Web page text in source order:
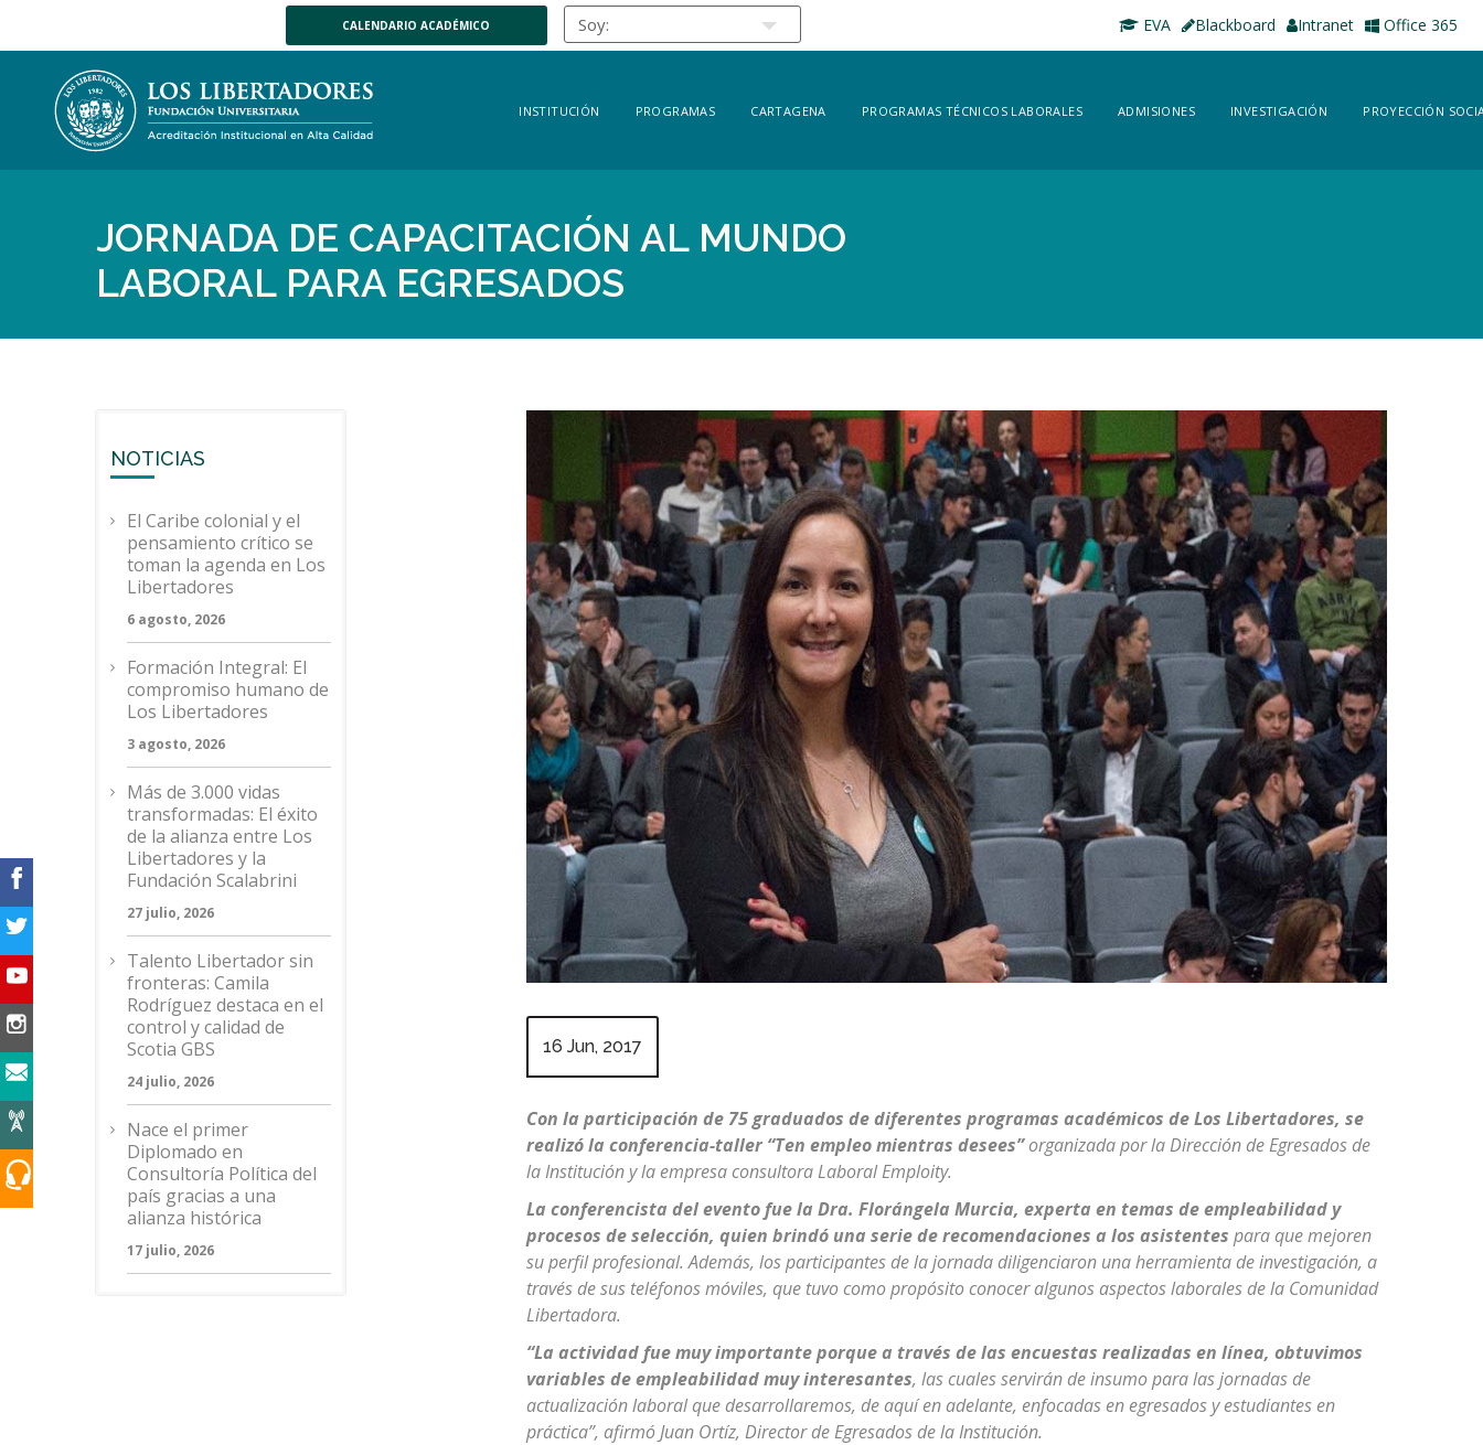
CALENDARIO ACADÉMICO EVA Blackboard Intranet Office 365
INSTITUCIÓN PROGRAMAS CARTAGENA PROGRAMAS TÉCNICOS LABORALES ADMISIONES INVESTIGACIÓN PROYECCIÓN
JORNADA DE CAPACITACIÓN AL MUNDO
LABORAL PARA EGRESADOS
16 Jun, 2017
Con la participación de 75 graduados de diferentes programas académicos de Los Libertadores, se
realizó la conferencia-taller “Ten empleo mientras desees”organizada por la Dirección de Egresados de
la Institución y la empresa consultora Laboral Emploity.
La conferencista del evento fue la Dra. Florángela Murcia, experta en temas de empleabilidad y
procesos de selección, quien brindó una serie de recomendaciones a los asistentes para que mejoren
su perfil profesional. Además, los participantes de la jornada diligenciaron una herramienta de investigación, a
través de sus teléfonos móviles, que tuvo como propósito conocer algunos aspectos laborales de la Comunidad
Libertadora.
“La actividad fue muy importante porque a través de las encuestas realizadas en línea, obtuvimos
variables de empleabilidad muy interesantes, las cuales servirán de insumo para las jornadas de
actualización laboral que desarrollaremos, de aquí en adelante, enfocadas en egresados y estudiantes en
práctica”, afirmó Juan Ortíz, Director de Egresados de la Institución.
NOTICIAS
El Caribe colonial y el
pensamiento crítico se
toman la agenda en Los
Libertadores
6 agosto, 2026
Formación Integral: El
compromiso humano de
Los Libertadores
3 agosto, 2026
Más de 3.000 vidas
transformadas: El éxito
de la alianza entre Los
Libertadores y la
Fundación Scalabrini
27 julio, 2026
Talento Libertador sin
fronteras: Camila
Rodríguez destaca en el
control y calidad de
Scotia GBS
24 julio, 2026
Nace el primer
Diplomado en
Consultoría Política del
país gracias a una
alianza histórica
17 julio, 2026